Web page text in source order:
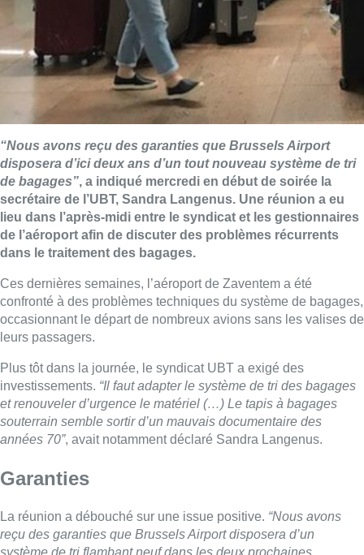
“Nous avons reçu des garanties que Brussels Airport
disposera d’ici deux ans d’un tout nouveau système de tri
de bagages”, a indiqué mercredi en début de soirée la
secrétaire de l’UBT, Sandra Langenus. Une réunion a eu
lieu dans l’après-midi entre le syndicat et les gestionnaires
de l’aéroport afin de discuter des problèmes récurrents
dans le traitement des bagages.
Ces dernières semaines, l’aéroport de Zaventem a été
confronté à des problèmes techniques du système de bagages,
occasionnant le départ de nombreux avions sans les valises de
leurs passagers.
Plus tôt dans la journée, le syndicat UBT a exigé des
investissements. “Il faut adapter le système de tri des bagages
et renouveler d’urgence le matériel (…) Le tapis à bagages
souterrain semble sortir d’un mauvais documentaire des
années 70”, avait notamment déclaré Sandra Langenus.
Garanties
La réunion a débouché sur une issue positive. “Nous avons
reçu des garanties que Brussels Airport disposera d’un
système de tri flambant neuf dans les deux prochaines